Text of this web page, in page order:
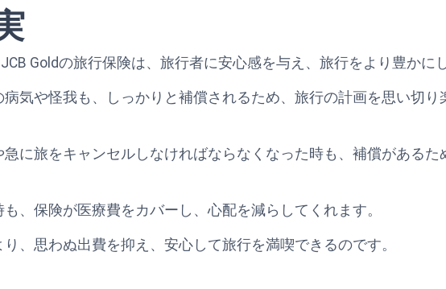
Goldの旅行保険は、旅行者に安心感を与え、旅行をより豊かに
気や怪我も、しっかりと補償されるため、旅行の計画を思い切り
に旅をキャンセルしなければならなくなった時も、補償があるた
、保険が医療費をカバーし、心配を減らしてくれます。
、思わぬ出費を抑え、安心して旅行を満喫できるのです。